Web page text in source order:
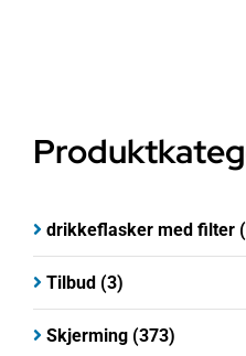
drikkeflasker med filter
Tilbud (3)
Skjerming (373)